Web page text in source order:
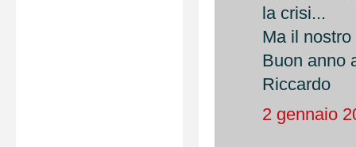
la crisi...
Ma il
Buon anno
Riccardo
2 gennaio